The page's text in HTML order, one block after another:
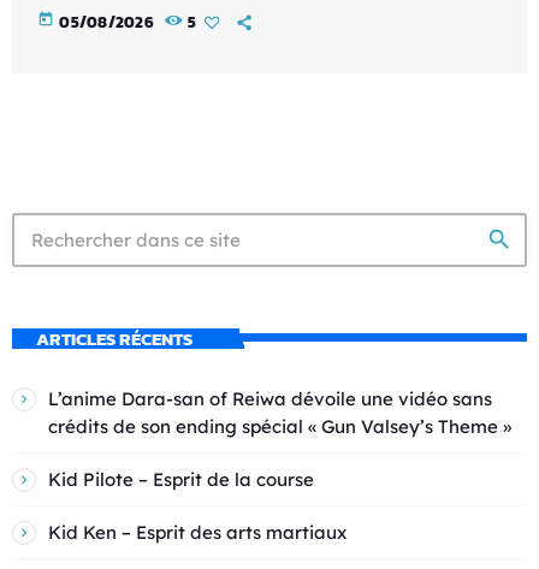
today 05/08/2026 5
search
ARTICLES RÉCENTS
L’anime Dara-san of Reiwa dévoile une vidéo sans
crédits de son ending spécial « Gun Valsey’s Theme »
Kid Pilote – Esprit de la course
Kid Ken – Esprit des arts martiaux